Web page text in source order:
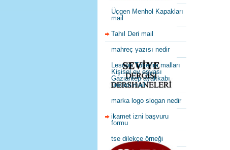
Üçgen Menhol Kapakları
mail
Tahıl Deri mail
mahreç yazısı nedir
Lescon Tüketim malları
Kişisel ev eşyası
Gaziantep ayakkabı
üretimi mail
marka logo slogan nedir
ikamet izni başvuru
formu
tse dilekçe örneği